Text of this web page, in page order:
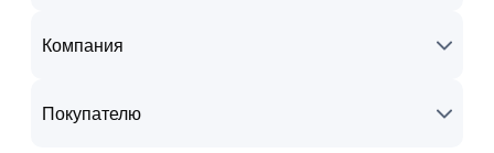
Компания
Покупателю